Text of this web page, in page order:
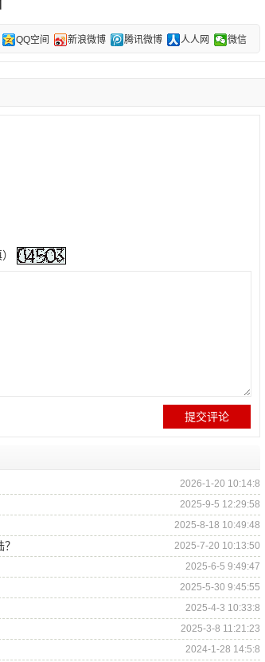
QQ空间 新浪微博 腾讯微博 人人网 微信
2026-1-20 10:14:8
2025-9-5 12:29:58
2025-8-18 10:49:48
2025-7-20 10:13:50
2025-6-5 9:49:47
2025-5-30 9:45:55
2025-4-3 10:33:8
2025-3-8 11:21:23
2024-1-28 14:5:8